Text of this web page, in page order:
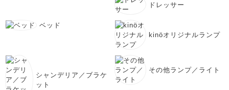
ドレッサー
ベッド
kinöオリジナルランプ
シャンデリア／ブラケ
ット
その他ランプ／ライト